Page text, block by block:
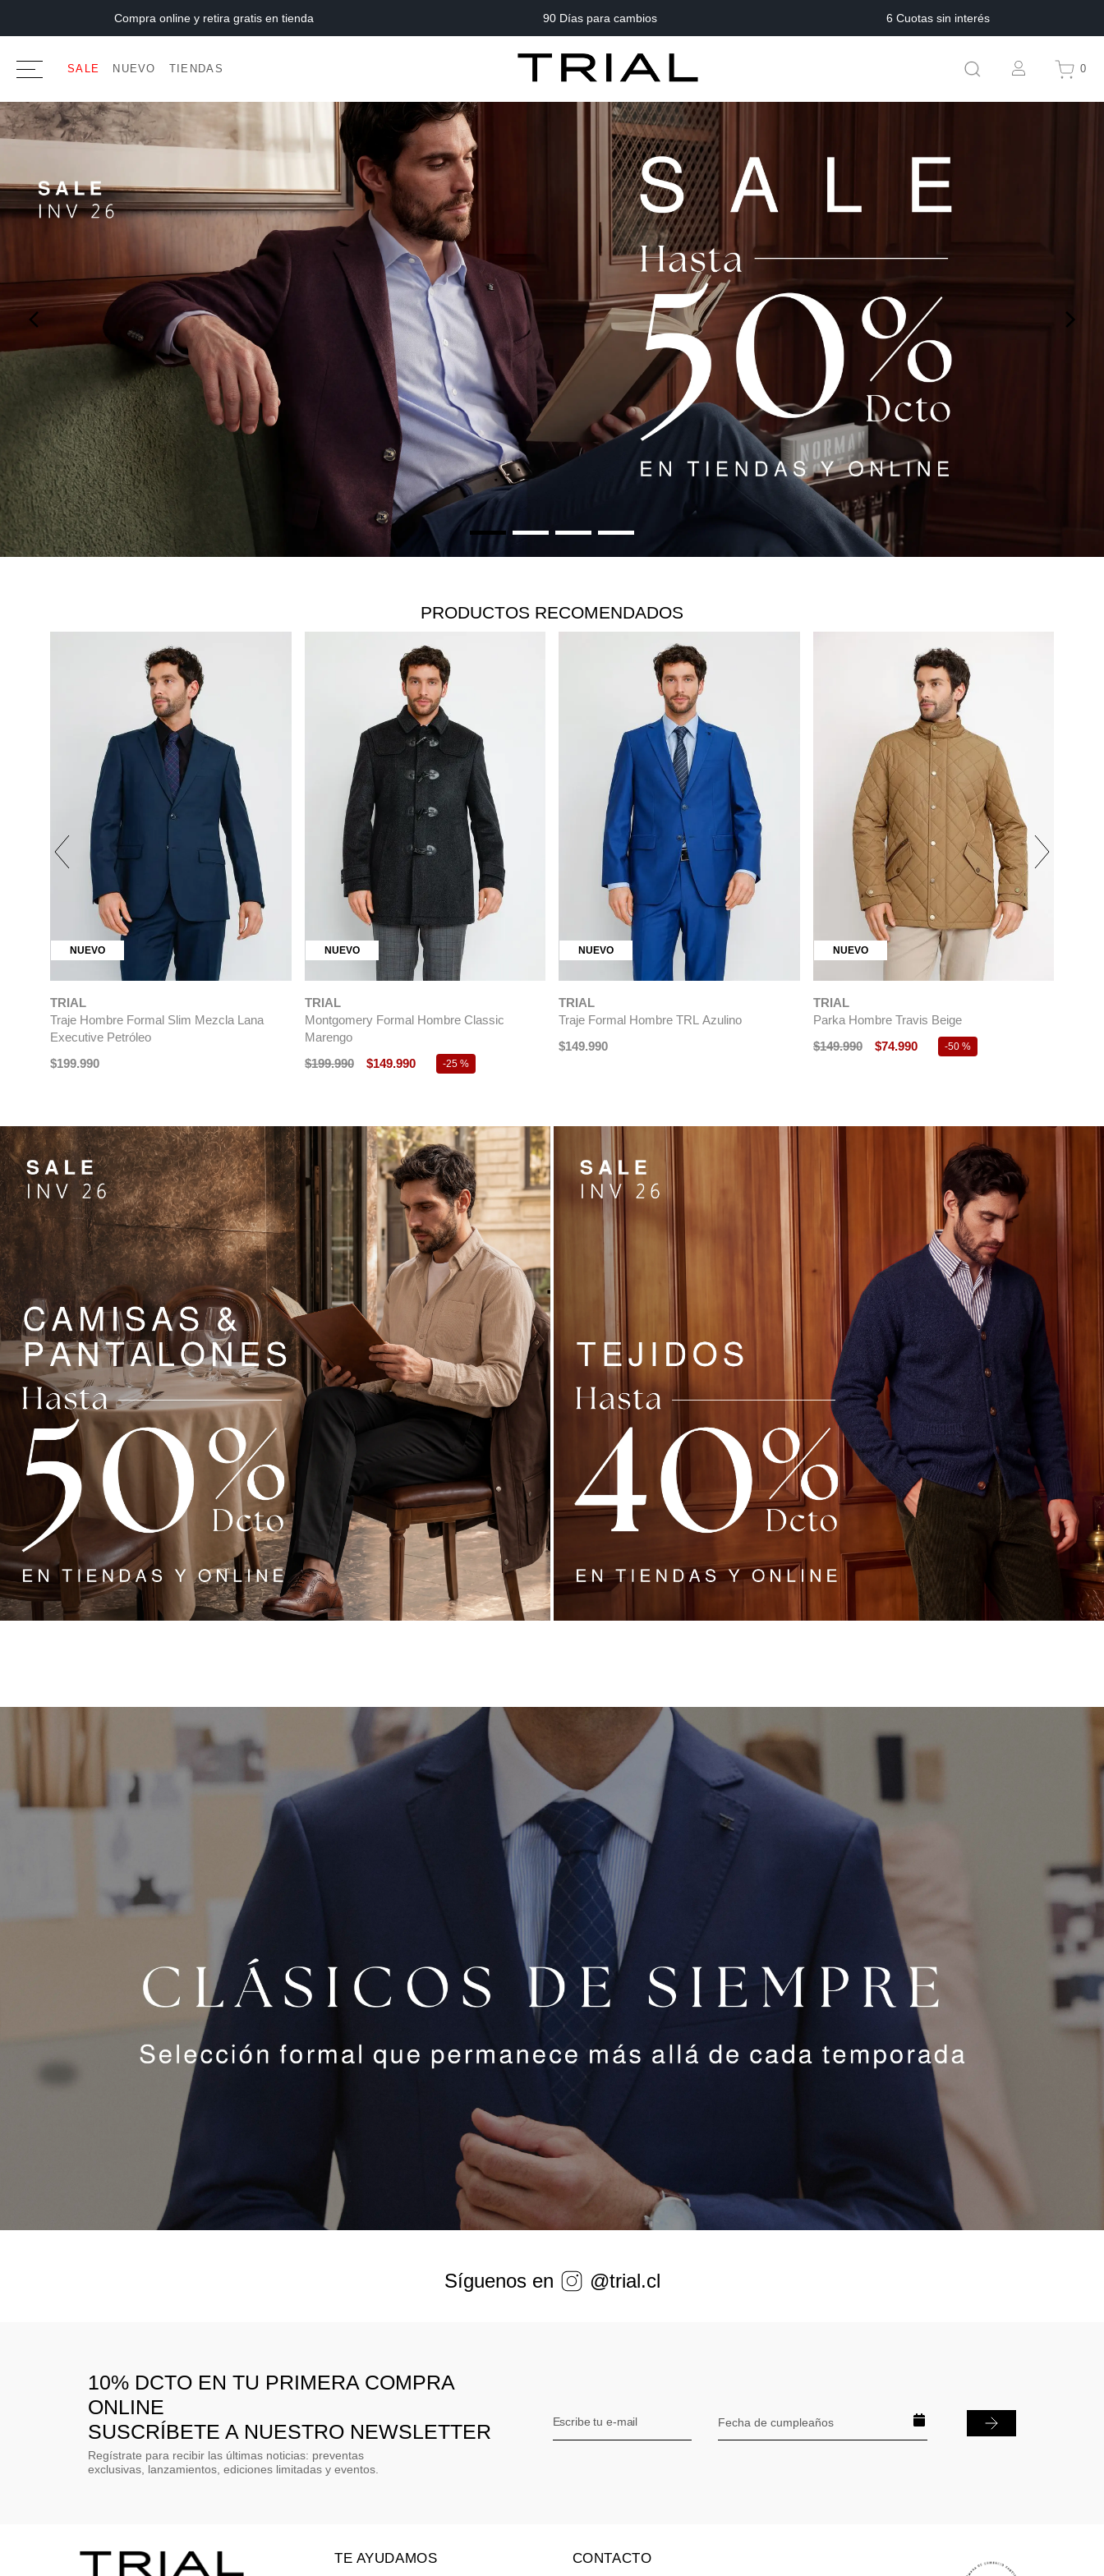
Compra online y retira gratis en tienda 90 Días para cambios 6 Cuotas sin interés
SALE NUEVO TIENDAS 0
PRODUCTOS RECOMENDADOS
NUEVO
TRIAL
Traje Hombre Formal Slim Mezcla Lana
Executive Petróleo
$199.990
NUEVO
TRIAL
Montgomery Formal Hombre Classic
Marengo
$199.990 $149.990 -25 %
NUEVO
TRIAL
Traje Formal Hombre TRL Azulino
$149.990
NUEVO
TRIAL
Parka Hombre Travis Beige
$149.990 $74.990 -50 %
Síguenos en @trial.cl
10% DCTO EN TU PRIMERA COMPRA
ONLINE
SUSCRÍBETE A NUESTRO NEWSLETTER
Regístrate para recibir las últimas noticias: preventas
exclusivas, lanzamientos, ediciones limitadas y eventos.
TE AYUDAMOS CONTACTO